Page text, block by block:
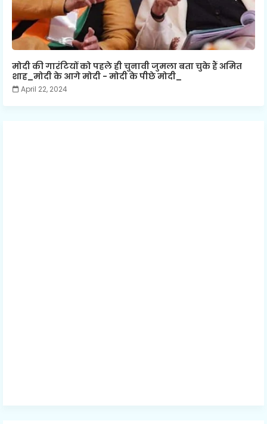
मोदी की गारंटियों को पहले ही चुनावी जुमला बता चुके हैं अमित
शाह_मोदी के आगे मोदी - मोदी के पीछे मोदी_
April 22, 2024